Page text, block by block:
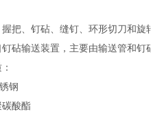
把、钉砧、缝钉、环形切刀和旋
砧输送装置，主要由输送管和钉
钢
酸酯